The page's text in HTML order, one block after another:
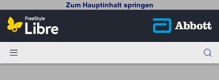
Zum Hauptinhalt springen